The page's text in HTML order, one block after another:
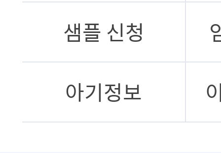
샘플 신청
아기정보